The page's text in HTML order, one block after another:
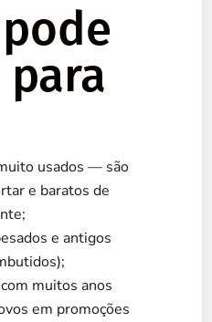
usados — são
e baratos de
e antigos
muitos anos
em promoções